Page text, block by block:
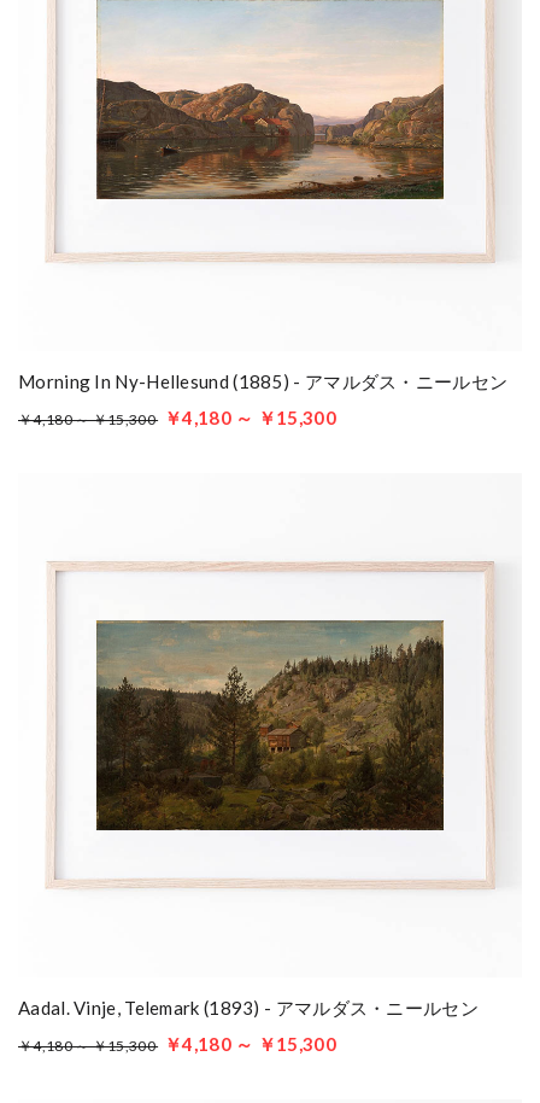
Morning In Ny-Hellesund (1885) - アマルダス・ニールセン
￥4,180 ～ ￥15,300 ￥4,180 ～ ￥15,300
Aadal. Vinje, Telemark (1893) - アマルダス・ニールセン
￥4,180 ～ ￥15,300 ￥4,180 ～ ￥15,300